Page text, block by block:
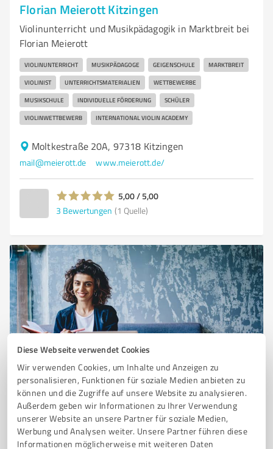
Diese Webseite verwendet Cookies
Wir verwenden Cookies, um Inhalte und Anzeigen zu
personalisieren, Funktionen für soziale Medien anbieten zu
können und die Zugriffe auf unsere Website zu analysieren.
Außerdem geben wir Informationen zu Ihrer Verwendung
unserer Website an unsere Partner für soziale Medien,
Werbung und Analysen weiter. Unsere Partner führen diese
Informationen möglicherweise mit weiteren Daten
Florian Meierott Kitzingen
Violinunterricht und Musikpädagogik in Marktbreit bei
Florian Meierott
VIOLINUNTERRICHT MUSIKPÄDAGOGE GEIGENSCHULE MARKTBREIT
VIOLINIST UNTERRICHTSMATERIALIEN WETTBEWERBE
MUSIKSCHULE INDIVIDUELLE FÖRDERUNG SCHÜLER
VIOLINWETTBEWERB INTERNATIONAL VIOLIN ACADEMY
Moltkestraße 20A, 97318 Kitzingen
mail@meierott.de www.meierott.de/
5,00 / 5,00
3 Bewertungen (1 Quelle)
Sie möchten auch hier gelistet werden?
Registrieren Sie sich jetzt und werden Sie ein von
Kunden empfohlener ProvenExpert!